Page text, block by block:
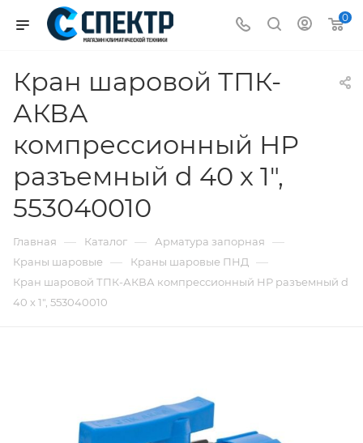
0
Кран шаровой ТПК-
АКВА
компрессионный НР
разъемный d 40 х 1",
553040010
Главная — Каталог — Арматура запорная —
Краны шаровые — Краны шаровые ПНД —
Кран шаровой ТПК-АКВА компрессионный НР разъемный d
40 х 1", 553040010